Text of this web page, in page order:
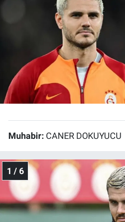
Muhabir: CANER DOKUYUCU
1 / 6
RESMİ İLANLAR
Bize ulaşın
İletişim/Künye
Yaşam
İletişim (Künye)